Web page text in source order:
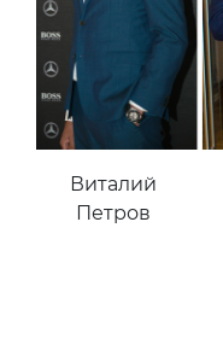
Виталий
Петров